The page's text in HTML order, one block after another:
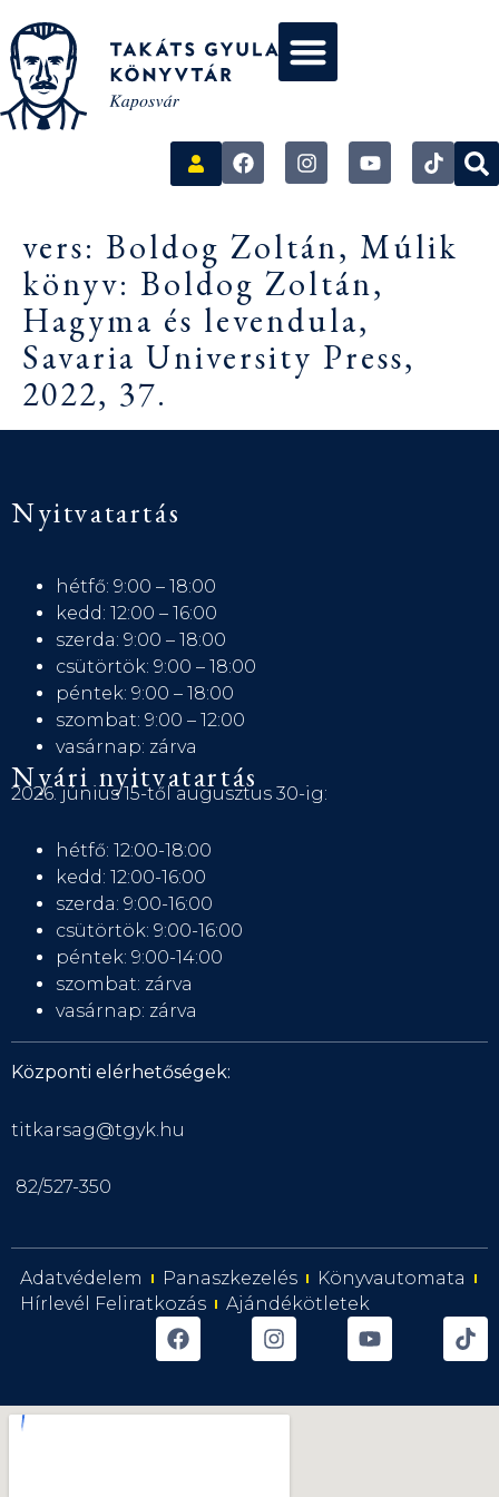
vers: Boldog Zoltán, Múlik
könyv: Boldog Zoltán,
Hagyma és levendula,
Savaria University Press,
2022, 37.
Nyitvatartás
hétfő: 9:00 – 18:00
kedd: 12:00 – 16:00
szerda: 9:00 – 18:00
csütörtök: 9:00 – 18:00
péntek: 9:00 – 18:00
szombat: 9:00 – 12:00
vasárnap: zárva
Nyári nyitvatartás
2026. június 15-től augusztus 30-ig:
hétfő: 12:00-18:00
kedd: 12:00-16:00
szerda: 9:00-16:00
csütörtök: 9:00-16:00
péntek: 9:00-14:00
szombat: zárva
vasárnap: zárva
Központi elérhetőségek:
titkarsag@tgyk.hu
82/527-350
Adatvédelem Panaszkezelés
Könyvautomata
Hírlevél Feliratkozás
Ajándékötletek